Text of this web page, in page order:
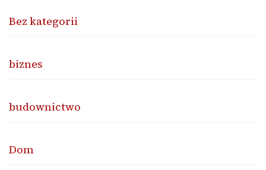
Bez kategorii
biznes
budownictwo
Dom